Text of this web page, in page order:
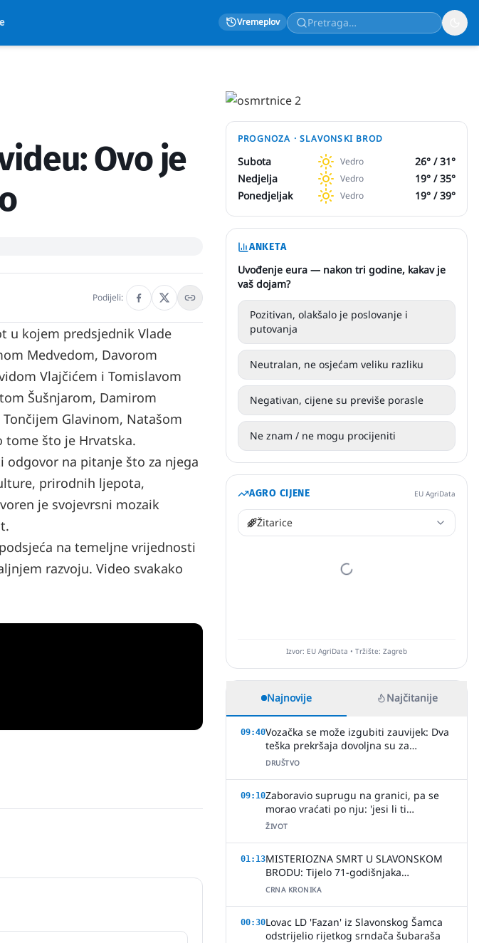
Vremeplov
Ovo je
Podijeli:
u kojem predsjednik Vlade
Medvedom, Davorom
Vlajčićem i Tomislavom
Šušnjarom, Damirom
Glavinom, Natašom
tome što je Hrvatska.
odgovor na pitanje što za njega
prirodnih ljepota,
je svojevrsni mozaik
na temeljne vrijednosti
razvoju. Video svakako
PROGNOZA ·SLAVONSKI BROD
Subota Vedro 26° /31°
Nedjelja
Vedro 19° /35°
Ponedjeljak
Vedro 19° /39°
ANKETA
Uvođenje eura — nakon tri godine, kakav je
vaš dojam?
Pozitivan, olakšalo je poslovanje i
putovanja
Neutralan, ne osjećam veliku razliku
Negativan, cijene su previše porasle
Ne znam / ne mogu procijeniti
AGRO CIJENE EU AgriData
Žitarice
Izvor: EU AgriData • Tržište: Zagreb
Najnovije Najčitanije
09:40Vozačka se može izgubiti zauvijek: Dva
teška prekršaja dovoljna su za
povratak u autoškolu
DRUŠTVO
09:10Zaboravio suprugu na granici, pa se
morao vraćati po nju: 'jesi li ti
normalan?'
ŽIVOT
01:13MISTERIOZNA SMRT U SLAVONSKOM
BRODU: Tijelo 71-godišnjaka
pronađeno u kući, policija uhitila
CRNA KRONIKA
00:30Lovac LD 'Fazan' iz Slavonskog Šamca
odstrijelio rijetkog srndača šubaraša